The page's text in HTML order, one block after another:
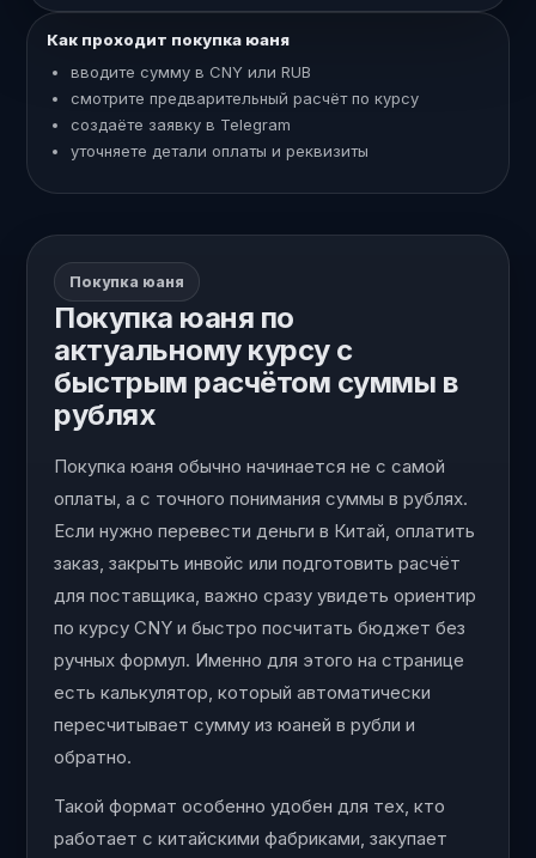
Как проходит покупка юаня
вводите сумму в CNY или RUB
смотрите предварительный расчёт по курсу
создаёте заявку в Telegram
уточняете детали оплаты и реквизиты
Покупка юаня
Покупка юаня по
актуальному курсу с
быстрым расчётом суммы в
рублях
Покупка юаня обычно начинается не с самой
оплаты, а с точного понимания суммы в рублях.
Если нужно перевести деньги в Китай, оплатить
заказ, закрыть инвойс или подготовить расчёт
для поставщика, важно сразу увидеть ориентир
по курсу CNY и быстро посчитать бюджет без
ручных формул. Именно для этого на странице
есть калькулятор, который автоматически
пересчитывает сумму из юаней в рубли и
обратно.
Такой формат особенно удобен для тех, кто
работает с китайскими фабриками, закупает